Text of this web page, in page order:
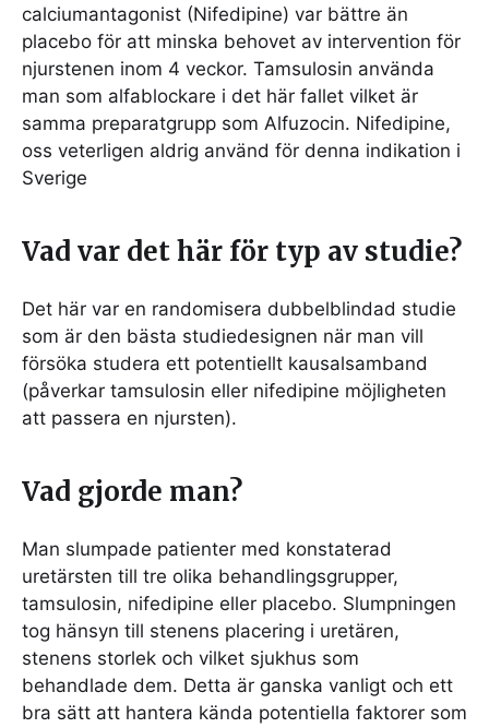
calciumantagonist (Nifedipine) var bättre än
placebo för att minska behovet av intervention för
njurstenen inom 4 veckor. Tamsulosin använda
man som alfablockare i det här fallet vilket är
samma preparatgrupp som Alfuzocin. Nifedipine,
oss veterligen aldrig använd för denna indikation i
Sverige
Vad var det här för typ av studie?
Det här var en randomisera dubbelblindad studie
som är den bästa studiedesignen när man vill
försöka studera ett potentiellt kausalsamband
(påverkar tamsulosin eller nifedipine möjligheten
att passera en njursten).
Vad gjorde man?
Man slumpade patienter med konstaterad
uretärsten till tre olika behandlingsgrupper,
tamsulosin, nifedipine eller placebo. Slumpningen
tog hänsyn till stenens placering i uretären,
stenens storlek och vilket sjukhus som
behandlade dem. Detta är ganska vanligt och ett
bra sätt att hantera kända potentiella faktorer som